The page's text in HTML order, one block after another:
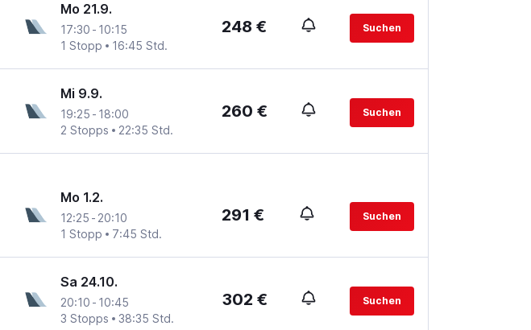
Mo 21.9.
17:30 - 10:15
1 Stopp
16:45 Std.
248 € Suchen
Mi 9.9.
19:25 - 18:00
2 Stopps
22:35 Std.
260 € Suchen
Mo 1.2.
12:25 - 20:10
1 Stopp
7:45 Std.
291 € Suchen
Sa 24.10.
20:10 - 10:45
3 Stopps
38:35 Std.
302 € Suchen